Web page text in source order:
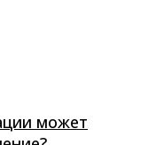
может